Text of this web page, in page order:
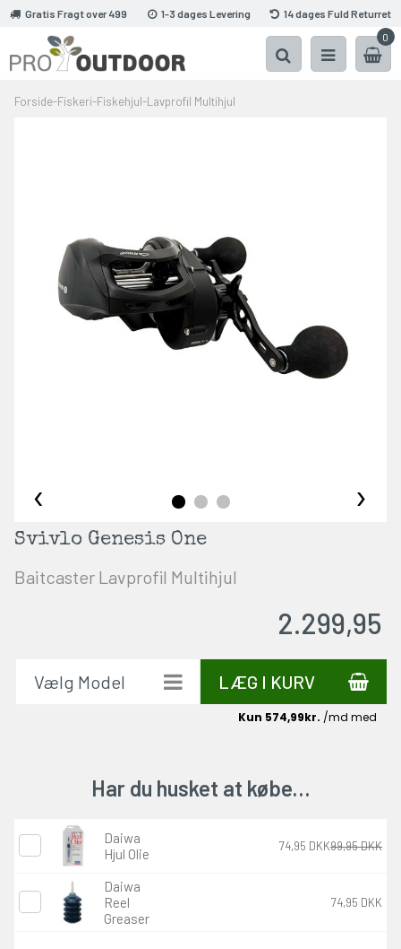
Gratis Fragt over 499 1-3 dages Levering
14 dages Fuld Returret
0
Forside-Fiskeri-Fiskehjul-Lavprofil Multihjul
‹ ›
Svivlo Genesis One
Baitcaster Lavprofil Multihjul
2.299,95
LÆG I KURV
Har du husket at købe…
Daiwa
Hjul Olie
74,95 DKK99,95 DKK
Daiwa
Reel
Greaser
74,95 DKK